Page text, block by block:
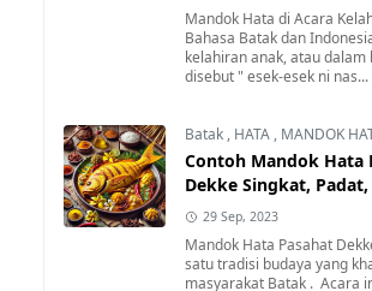
Mandok Hata di Acara
Bahasa Batak dan
kelahiran anak, atau dalam
disebut " esek-esek ni nas...
Batak , HATA , MANDOK
Contoh Mandok Hata
Dekke Singkat, Padat,
29 Sep, 2023
Mandok Hata Pasahat
satu tradisi budaya yang
masyarakat Batak . Acara